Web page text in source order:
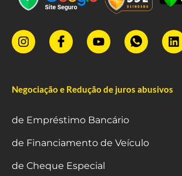
Negociação e Redução de juros abusivos
de Empréstimo Bancário
de Financiamento de Veículo
de Cheque Especial